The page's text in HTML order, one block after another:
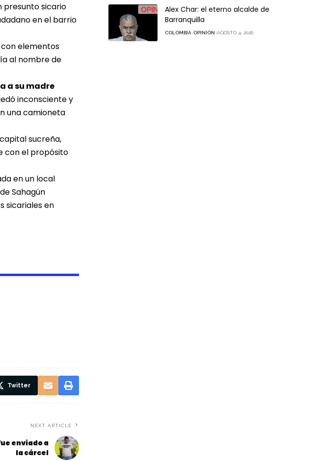
presunto sicario
en el barrio
con elementos
al nombre de
a su madre
inconsciente y
una camioneta
sucreña,
con el propósito
en un local
Sahagún
sicariales en
Twitter
NEXT ARTICLE
enviado a
la cárcel
Alex Char: el eterno alcalde de
Barranquilla
COLOMBIA OPINIÓN AGOSTO 4, 2026